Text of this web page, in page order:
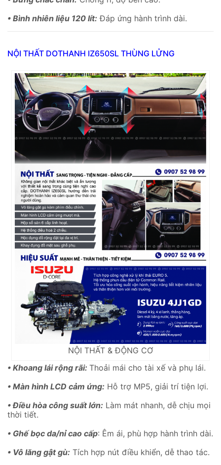
• Bình nhiên liệu 120 lít: Đáp ứng hành trình dài.
NỘI THẤT DOTHANH IZ650SL THÙNG LỬNG
NỘI THẤT & ĐỘNG CƠ
• Khoang lái rộng rãi: Thoải mái cho tài xế và phụ lái.
• Màn hình LCD cảm ứng: Hỗ trợ MP5, giải trí tiện lợi.
• Điều hòa công suất lớn: Làm mát nhanh, dễ chịu mọi
thời tiết.
• Ghế bọc da/nỉ cao cấp: Êm ái, phù hợp hành trình dài.
• Vô lăng gật gù: Tích hợp nút điều khiển, dễ thao tác.